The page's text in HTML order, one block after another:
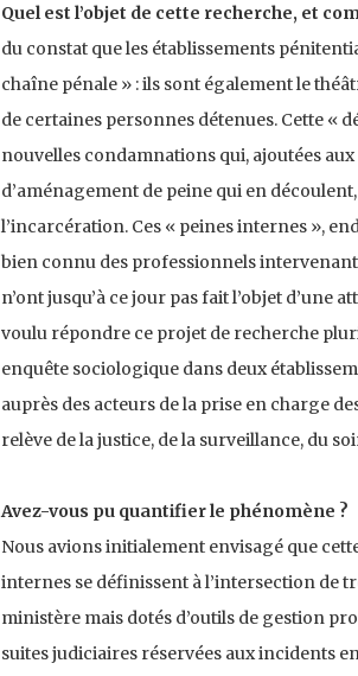
Quel est l’objet de cette recherche, et
du constat que les établissements
chaîne pénale » : ils sont également le
de certaines personnes détenues. Cette «
nouvelles condamnations qui, ajoutées
d’aménagement de peine qui en
l’incarcération. Ces « peines internes »,
bien connu des professionnels
n’ont jusqu’à ce jour pas fait l’objet d’une
voulu répondre ce projet de recherche
enquête sociologique dans deux
auprès des acteurs de la prise en charge
relève de la justice, de la surveillance, du
Avez-vous pu quantifier le phénomène ?
Nous avions initialement envisagé que
internes se définissent à l’intersection de
ministère mais dotés d’outils de gestion
suites judiciaires réservées aux incidents